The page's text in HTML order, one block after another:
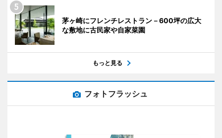
茅ヶ崎にフレンチレストラン－600坪の広大
な敷地に古民家や自家菜園
もっと見る
フォトフラッシュ